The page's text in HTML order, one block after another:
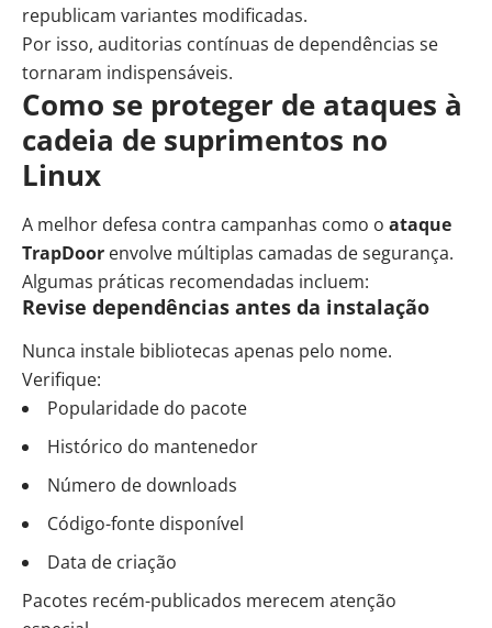
republicam variantes modificadas.
Por isso, auditorias contínuas de dependências se
tornaram indispensáveis.
Como se proteger de ataques à
cadeia de suprimentos no
Linux
A melhor defesa contra campanhas como o ataque
TrapDoor envolve múltiplas camadas de segurança.
Algumas práticas recomendadas incluem:
Revise dependências antes da instalação
Nunca instale bibliotecas apenas pelo nome.
Verifique:
Popularidade do pacote
Histórico do mantenedor
Número de downloads
Código-fonte disponível
Data de criação
Pacotes recém-publicados merecem atenção